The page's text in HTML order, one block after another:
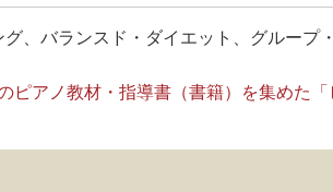
、バランスド・ダイエット、グループ
ピアノ教材・指導書（書籍）を集めた